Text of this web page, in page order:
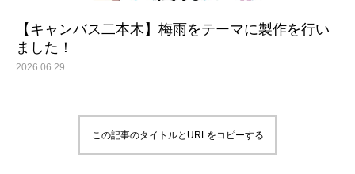
【キャンバス二本木】梅雨をテーマに製作を行い
ました！
2026.06.29
この記事のタイトルとURLをコピーする